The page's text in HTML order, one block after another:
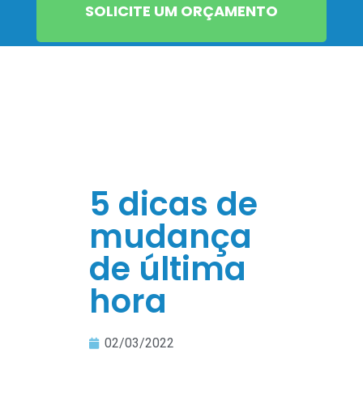
SOLICITE UM ORÇAMENTO
5 dicas de
mudança
de última
hora
02/03/2022